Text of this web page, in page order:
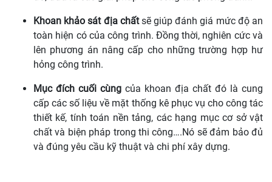
Khoan khảo sát địa chấtsẽ giúp đánh giá mức độ an
toàn hiện có của công trình. Đồng thời, nghiên cức và
lên phương án nâng cấp cho những trường hợp hư
hỏng công trình.
Mục đích cuối cùng của khoan địa chất đó là cung
cấp các số liệu về mặt thống kê phục vụ cho công tác
thiết kế, tính toán nền tảng, các hạng mục cơ sở vật
chất và biện pháp trong thi công….Nó sẽ đảm bảo đủ
và đúng yêu cầu kỹ thuật và chi phí xây dựng.